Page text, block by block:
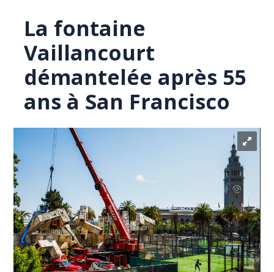
La fontaine
Vaillancourt
démantelée après 55
ans à San Francisco